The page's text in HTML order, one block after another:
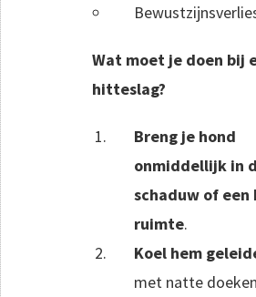
Wat moet je doen bij
hitteslag?
Breng je hond
onmiddellijk in
schaduw of een
ruimte.
Koel hem
met natte